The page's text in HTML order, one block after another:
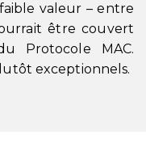
valeur – entre
être couvert
Protocole MAC.
exceptionnels.